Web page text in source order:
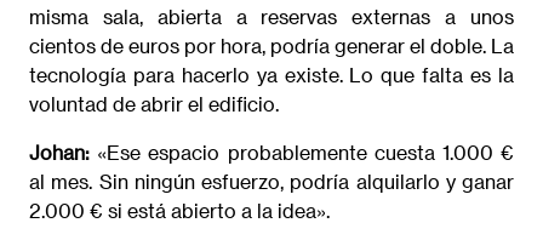
misma sala, abierta a reservas externas a unos
cientos de euros por hora, podría generar el doble. La
tecnología para hacerlo ya existe. Lo que falta es la
voluntad de abrir el edificio.
Johan: «Ese espacio probablemente cuesta 1.000 €
al mes. Sin ningún esfuerzo, podría alquilarlo y ganar
2.000 € si está abierto a la idea».